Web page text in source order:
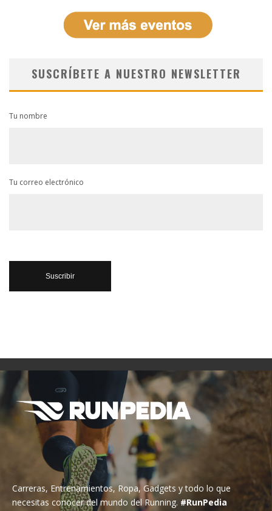
SUSCRÍBETE A NUESTRO NEWSLETTER
Tu nombre
Tu correo electrónico
Carreras, Entrenamientos, Ropa, Gadgets y todo lo que
necesitas conocer del mundo del Running. #RunPedia